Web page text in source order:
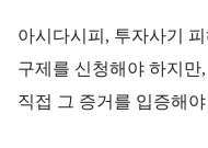
아시다시피, 투자사기
구제를 신청해야 하지
직접 그 증거를 입증해